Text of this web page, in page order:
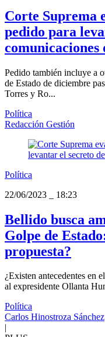
Corte Suprema
pedido para
comunicaciones
Pedido también incluye a
de Estado de diciembre
Torres y Ro...
Política
Redacción Gestión
Política
22/06/2023
18:23
Bellido busca
Golpe de
propuesta?
¿Existen antecedentes en
al expresidente Ollanta
Política
Carlos Hinostroza Sánchez
|